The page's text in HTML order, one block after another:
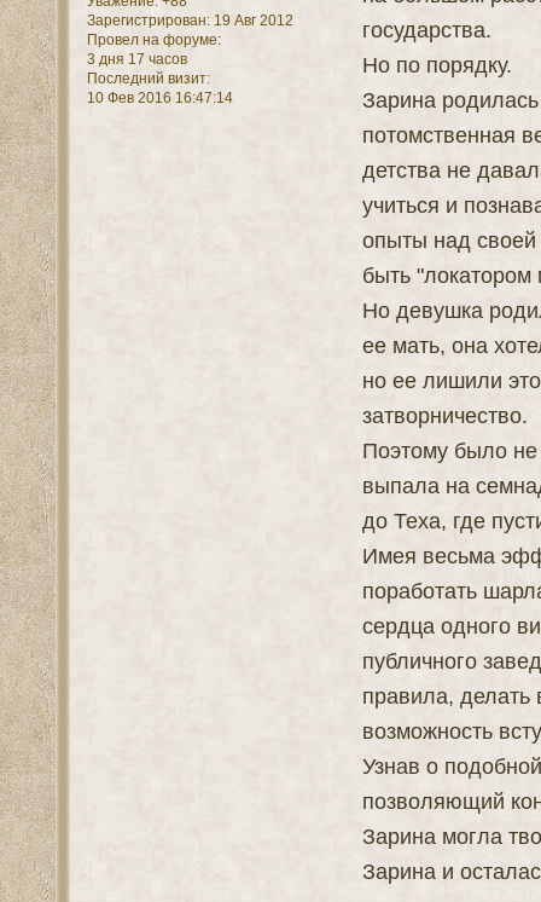
Зарегистрирован: 19 Авг 2012
Провел на форуме:
3 дня 17 часов
Последний визит:
10 Фев 2016 16:47:14
государства.
Но по порядку.
Зарина
потомственная
детства не
учиться и
опыты над своей
быть "локатором
Но девушка
ее мать, она
но ее лишили
затворничество.
Поэтому было не
выпала на
до Теха, где
Имея весьма
поработать
сердца одного
публичного
правила, делать
возможность
Узнав о
позволяющий
Зарина могла
Зарина и